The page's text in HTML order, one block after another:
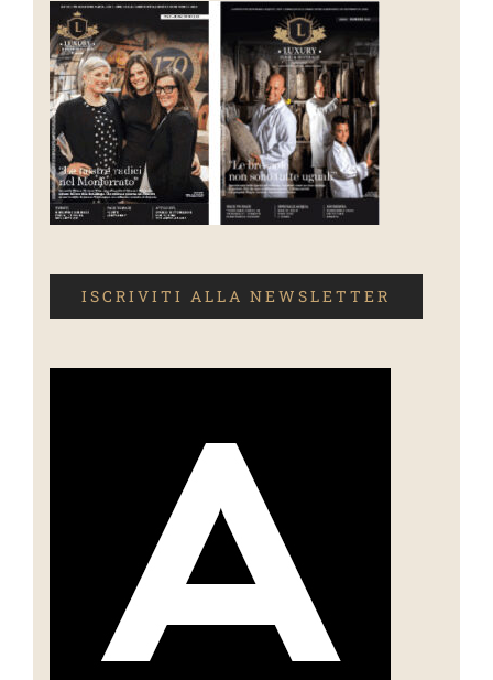
ISCRIVITI ALLA NEWSLETTER